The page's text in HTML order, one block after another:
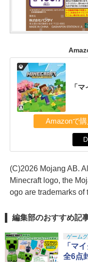
「
Amazonで購
(C)2026 Mojang AB.
Minecraft logo, the
ogo are trademarks of
編集部のおすすめ記
ゲーム
「マ
全6点